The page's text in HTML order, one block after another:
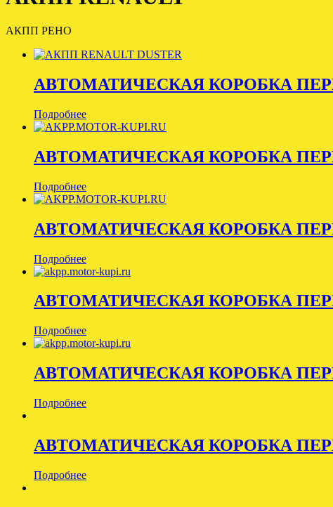
АКПП РЕНО
АВТОМАТИЧЕСКАЯ КОРОБКА
Подробнее
АВТОМАТИЧЕСКАЯ КОРОБКА
Подробнее
АВТОМАТИЧЕСКАЯ КОРОБКА
Подробнее
АВТОМАТИЧЕСКАЯ КОРОБКА
Подробнее
АВТОМАТИЧЕСКАЯ КОРОБКА
Подробнее
АВТОМАТИЧЕСКАЯ КОРОБКА
Подробнее